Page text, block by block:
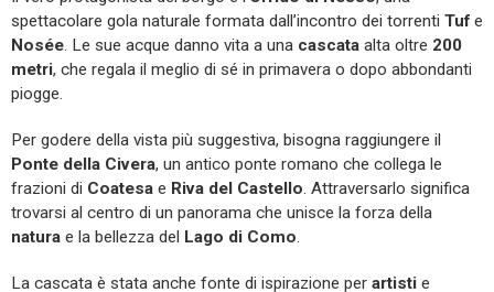
spettacolare gola naturale formata dall’incontro dei torrenti Tuf e
Nosée . Le sue acque danno vita a una cascata alta oltre 200
metri, che regala il meglio di sé in primavera o dopo abbondanti
piogge.
Per godere della vista più suggestiva, bisogna raggiungere il
Ponte della Civera, un antico ponte romano che collega le
frazioni di Coatesa e Riva del Castello . Attraversarlo significa
trovarsi al centro di un panorama che unisce la forza della
natura e la bellezza del Lago di Como
La cascata è stata anche fonte di ispirazione per artisti e